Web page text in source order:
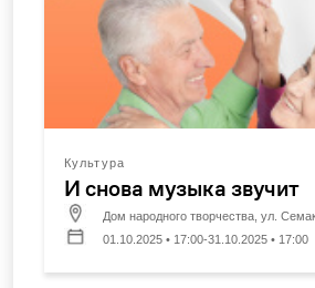
Культура
И снова музыка звучит
Дом народного творчества, ул.
01.10.2025 • 17:00-31.10.2025 • 17:00